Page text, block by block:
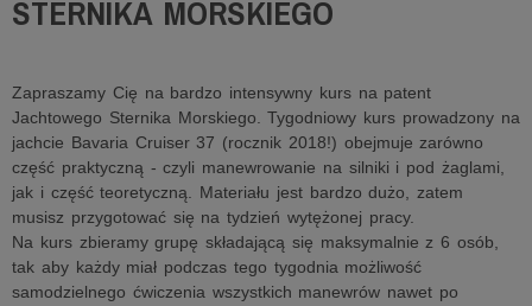
STERNIKA MORSKIEGO
Zapraszamy Cię na bardzo intensywny kurs na patent
Jachtowego Sternika Morskiego. Tygodniowy kurs prowadzony na
jachcie Bavaria Cruiser 37 (rocznik 2018!) obejmuje zarówno
część praktyczną - czyli manewrowanie na silniki i pod żaglami,
jak i część teoretyczną. Materiału jest bardzo dużo, zatem
musisz przygotować się na tydzień wytężonej pracy.
Na kurs zbieramy grupę składającą się maksymalnie z 6 osób,
tak aby każdy miał podczas tego tygodnia możliwość
samodzielnego ćwiczenia wszystkich manewrów nawet po